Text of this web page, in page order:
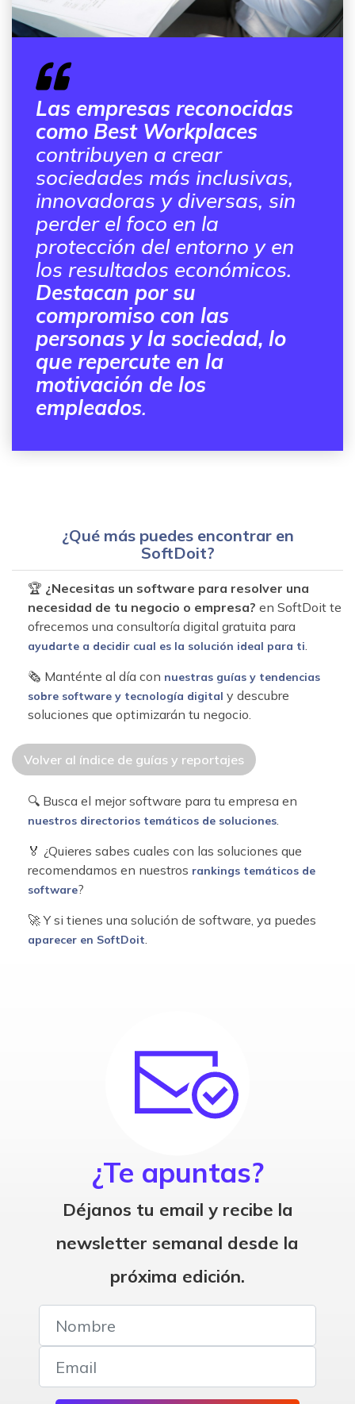
Las empresas reconocidas
como Best Workplaces
contribuyen a crear
sociedades más inclusivas,
innovadoras y diversas, sin
perder el foco en la
protección del entorno y en
los resultados económicos.
Destacan por su
compromiso con las
personas y la sociedad, lo
que repercute en la
motivación de los
empleados.
¿Qué más puedes encontrar en
SoftDoit?
🏆 ¿Necesitas un software para resolver una
necesidad de tu negocio o empresa? en SoftDoit te
ofrecemos una consultoría digital gratuita para
ayudarte a decidir cual es la solución ideal para ti.
🗞 Manténte al día con nuestras guías y tendencias
sobre software y tecnología digital y descubre
soluciones que optimizarán tu negocio.
Volver al índice de guías y reportajes
🔍 Busca el mejor software para tu empresa en
nuestros directorios temáticos de soluciones.
🏅 ¿Quieres sabes cuales con las soluciones que
recomendamos en nuestros rankings temáticos de
software?
🚀 Y si tienes una solución de software, ya puedes
aparecer en SoftDoit.
¿Te apuntas?
Déjanos tu email y recibe la
newsletter semanal desde la
próxima edición.